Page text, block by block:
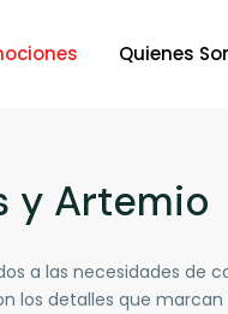
Quienes
y Artemio
a las necesidades de
los detalles que